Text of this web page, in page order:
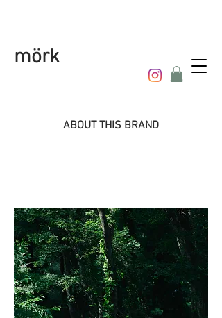
mörk
ABOUT THIS BRAND